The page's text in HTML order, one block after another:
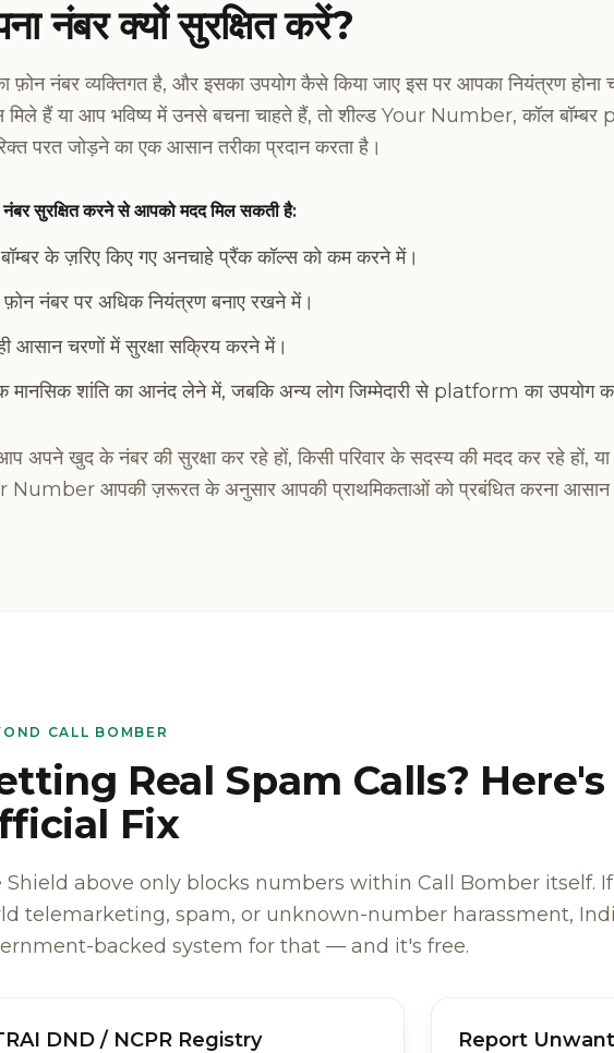
नंबर क्यों सुरक्षित करें?
फ़ोन नंबर व्यक्तिगत है, और इसका उपयोग कैसे किया जाए इस पर आपका नियंत्रण
मिले हैं या आप भविष्य में उनसे बचना चाहते हैं, तो शील्ड Your Number, कॉल
परत जोड़ने का एक आसान तरीका प्रदान करता है।
नंबर सुरक्षित करने से आपको मदद मिल सकती है:
के ज़रिए किए गए अनचाहे प्रैंक कॉल्स को कम करने में।
नंबर पर अधिक नियंत्रण बनाए रखने में।
आसान चरणों में सुरक्षा सक्रिय करने में।
मानसिक शांति का आनंद लेने में, जबकि अन्य लोग जिम्मेदारी से platform का उपयोग
अपने खुद के नंबर की सुरक्षा कर रहे हों, किसी परिवार के सदस्य की मदद कर रहे हों,
Number आपकी ज़रूरत के अनुसार आपकी प्राथमिकताओं को प्रबंधित करना आसान
CALL BOMBER
Real Spam Calls?
Fix
Shield above only blocks numbers within Call Bomber itself.
telemarketing, spam, or unknown-number harassment,
backed system for that — and it's free.
DND / NCPR Registry Report